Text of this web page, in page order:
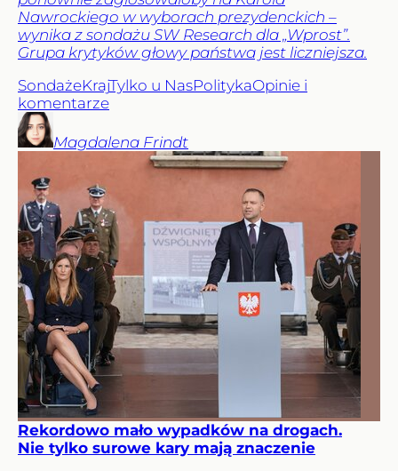
Nawrockiego w wyborach prezydenckich –
wynika z sondażu SW Research dla „Wprost”.
Grupa krytyków głowy państwa jest liczniejsza.
SondażeKrajTylko u NasPolitykaOpinie i
komentarze
Magdalena Frindt
Rekordowo mało wypadków na drogach.
Nie tylko surowe kary mają znaczenie